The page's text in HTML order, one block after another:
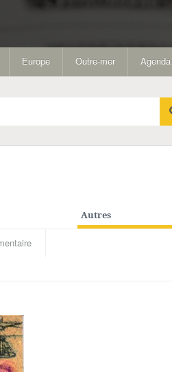
Europe Outre-mer Agenda
Autres